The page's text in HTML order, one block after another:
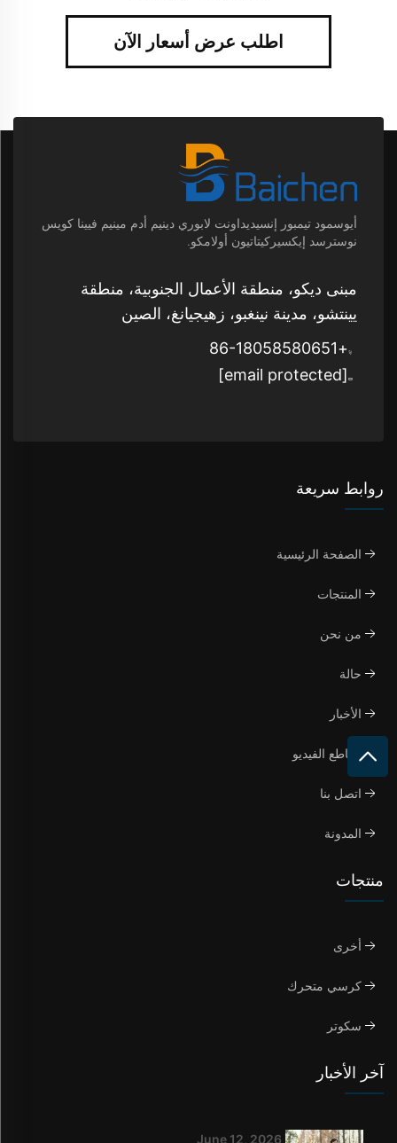
اطلب عرض أسعار الآن
أيوسمود تيمبور إنسيديداونت لابوري دينيم أدم مينيم فيينا كويس
نوسترسد إيكسيركيتاتيون أولامكو.
مبنى ديكو، منطقة الأعمال الجنوبية، منطقة
يينتشو، مدينة نينغبو، زهيجيانغ، الصين
+86-18058580651
[email protected]
روابط سريعة
الصفحة الرئيسية
المنتجات
من نحن
حالة
الأخبار
مقاطع الفيديو
اتصل بنا
المدونة
منتجات
أخرى
كرسي متحرك
سكوتر
آخر الأخبار
June 12, 2026